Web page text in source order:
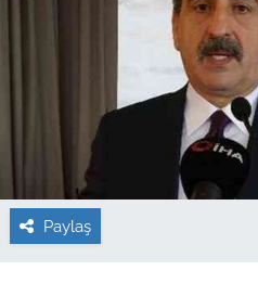
Paylaş
Kamu Alımları